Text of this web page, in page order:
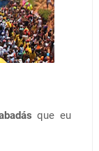
que eu